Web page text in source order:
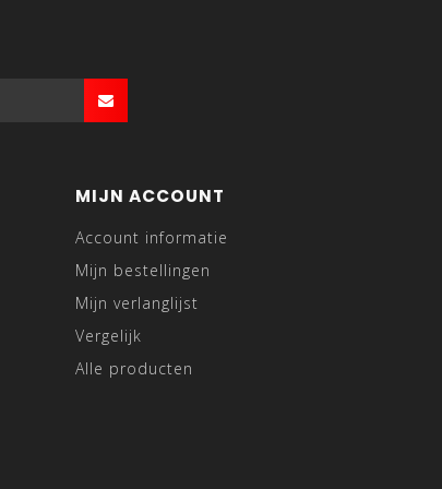
MIJN ACCOUNT
Account informatie
Mijn bestellingen
Mijn verlanglijst
Vergelijk
Alle producten